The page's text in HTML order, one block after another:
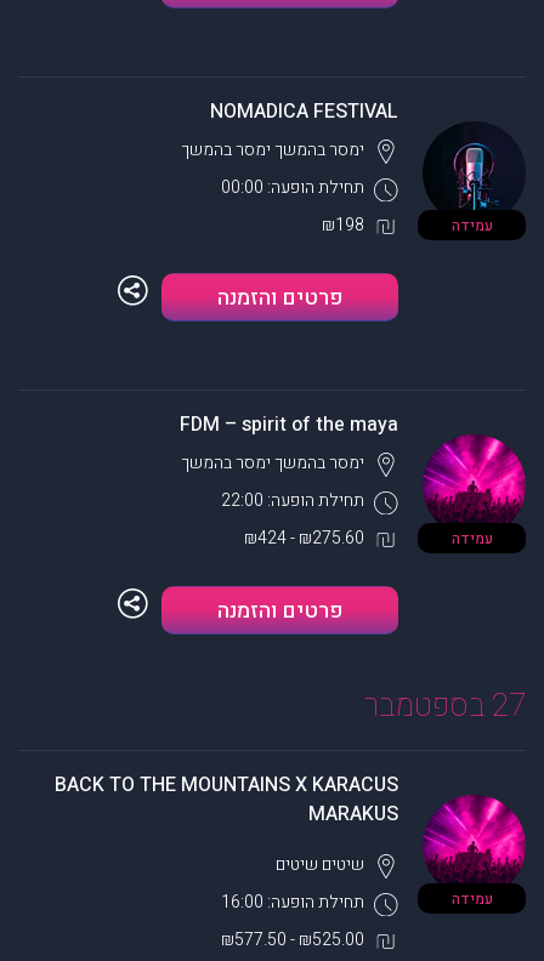
עמידה
NOMADICA FESTIVAL
תחילת הופעה: 00:00
ימסר בהמשך ימסר בהמשך
₪198
פרטים והזמנה
עמידה
FDM – spirit of the maya
תחילת הופעה: 22:00
ימסר בהמשך ימסר בהמשך
₪275.60 - ₪424
פרטים והזמנה
27 בספטמבר
עמידה
BACK TO THE MOUNTAINS X KARACUS
MARAKUS
תחילת הופעה: 16:00
שיטים שיטים
₪525.00 - ₪577.50